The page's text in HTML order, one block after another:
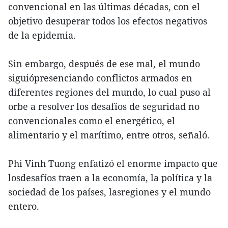
convencional en las últimas décadas, con el
objetivo desuperar todos los efectos negativos
de la epidemia.
Sin embargo, después de ese mal, el mundo
siguiópresenciando conflictos armados en
diferentes regiones del mundo, lo cual puso al
orbe a resolver los desafíos de seguridad no
convencionales como el energético, el
alimentario y el marítimo, entre otros, señaló.
Phi Vinh Tuong enfatizó el enorme impacto que
losdesafíos traen a la economía, la política y la
sociedad de los países, lasregiones y el mundo
entero.